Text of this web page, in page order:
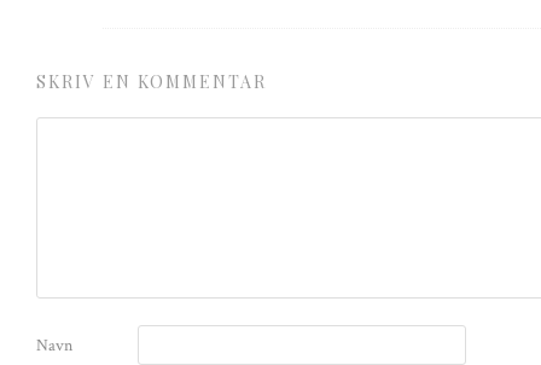
SKRIV EN KOMMENTAR
Navn